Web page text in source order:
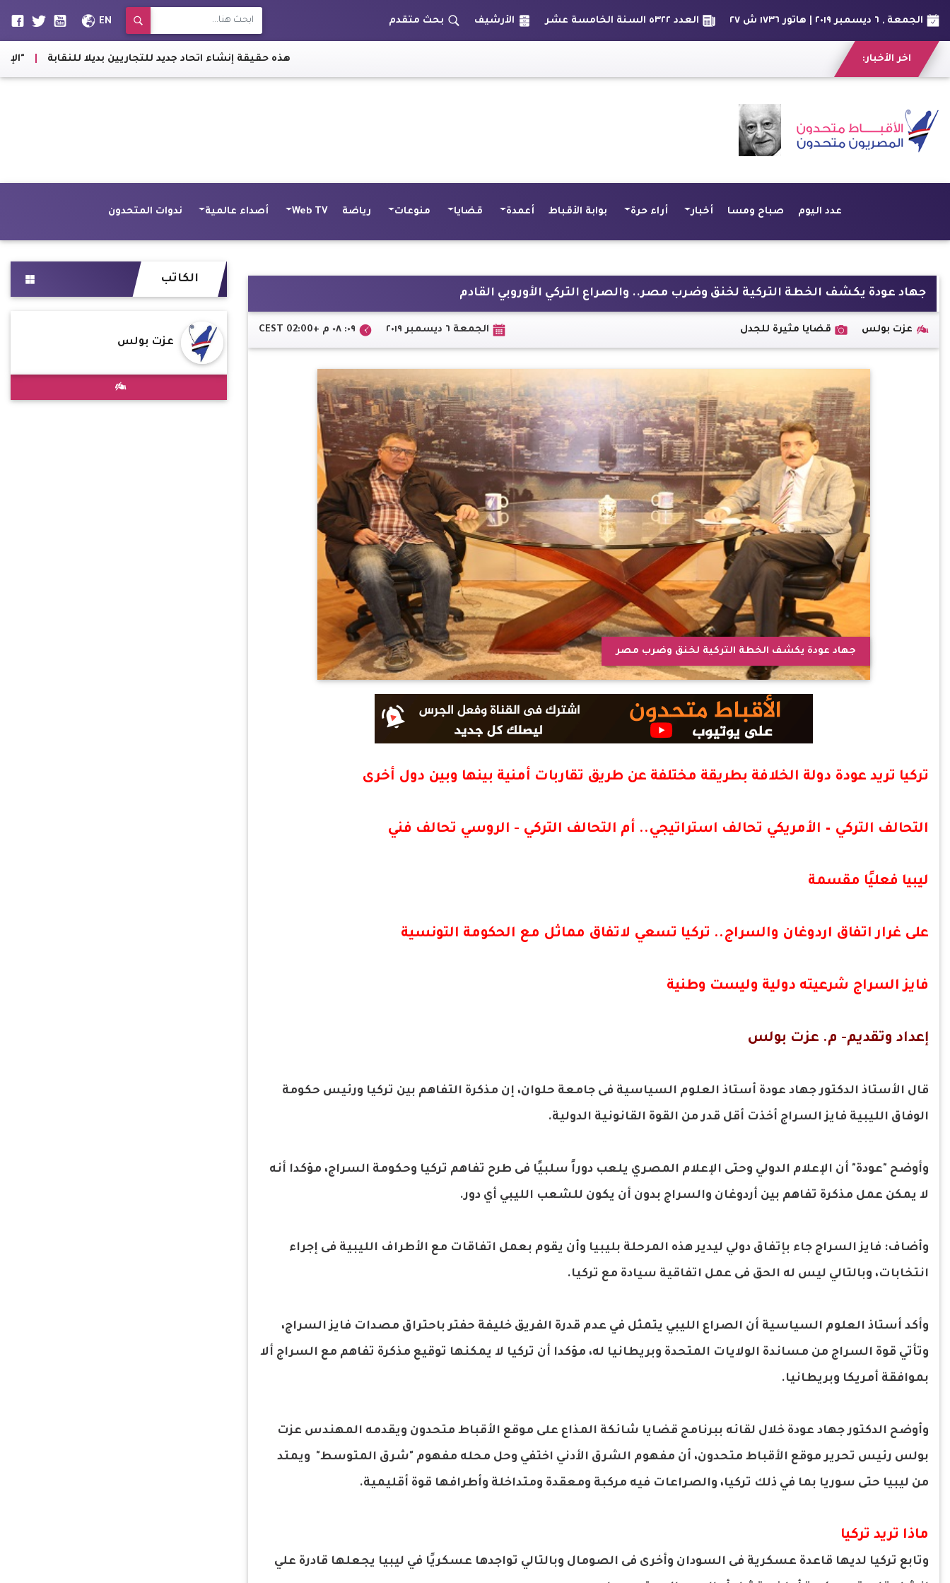
الجمعة , ٦ ديسمبر ٢٠١٩ | هاتور ١٧٣٦ ش ٢٧ العدد ٥٣٢٢ السنة الخامسة عشر الأرشيف بحث متقدم EN
اخر الأخبار: هذه حقيقة إنشاء اتحاد جديد للتجاريين بديلا للنقابة |
عدد اليوم صباح ومسا أخبار أراء حرة بوابة الأقباط أعمدة قضايا منوعات رياضة Web TV أصداء عالمية ندوات المتحدون
جهاد عودة يكشف الخطة التركية لخنق وضرب مصر.. والصراع التركي الأوروبي القادم
عزت بولس قضايا مثيرة للجدل الجمعة ٦ ديسمبر ٢٠١٩ ٠٩: ٠٨ م +02:00 CEST
جهاد عودة يكشف الخطة التركية لخنق وضرب مصر
تركيا تريد عودة دولة الخلافة بطريقة مختلفة عن طريق تقاربات أمنية بينها وبين دول أخرى
التحالف التركي – الأمريكي تحالف استراتيجي.. أم التحالف التركي - الروسي تحالف فني
ليبيا فعليًا مقسمة
على غرار اتفاق اردوغان والسراج.. تركيا تسعي لاتفاق مماثل مع الحكومة التونسية
فايز السراج شرعيته دولية وليست وطنية
إعداد وتقديم- م. عزت بولس
قال الأستاذ الدكتور جهاد عودة أستاذ العلوم السياسية فى جامعة حلوان، إن مذكرة التفاهم بين تركيا ورئيس حكومة
الوفاق الليبية فايز السراج أخذت أقل قدر من القوة القانونية الدولية.
وأوضح "عودة" أن الإعلام الدولي وحتى الإعلام المصري يلعب دوراً سلبيًا فى طرح تفاهم تركيا وحكومة السراج، مؤكدا أنه
لا يمكن عمل مذكرة تفاهم بين أردوغان والسراج بدون أن يكون للشعب الليبي أي دور.
وأضاف: فايز السراج جاء بإتفاق دولي ليدير هذه المرحلة بليبيا وأن يقوم بعمل اتفاقات مع الأطراف الليبية فى إجراء
انتخابات، وبالتالي ليس له الحق فى عمل اتفاقية سيادة مع تركيا.
وأكد أستاذ العلوم السياسية أن الصراع الليبي يتمثل في عدم قدرة الفريق خليفة حفتر باحتراق مصدات فايز السراج،
وتأتي قوة السراج من مساندة الولايات المتحدة وبريطانيا له، مؤكدا أن تركيا لا يمكنها توقيع مذكرة تفاهم مع السراج ألا
بموافقة أمريكا وبريطانيا.
وأوضح الدكتور جهاد عودة خلال لقائه ببرنامج قضايا شائكة المذاع على موقع الأقباط متحدون ويقدمه المهندس عزت
بولس رئيس تحرير موقع الأقباط متحدون، أن مفهوم الشرق الأدني اختفي وحل محله مفهوم "شرق المتوسط" ويمتد
من ليبيا حتى سوريا بما في ذلك تركيا، والصراعات فيه مركبة ومعقدة ومتداخلة وأطرافها قوة أقليمية.
ماذا تريد تركيا
وتابع تركيا لديها قاعدة عسكرية فى السودان وأخرى فى الصومال وبالتالي تواجدها عسكريًا في ليبيا يجعلها قادرة علي
الكاتب
عزت بولس